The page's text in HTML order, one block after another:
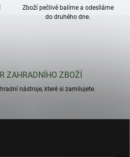
Zboží pečlivě balíme a odesíláme
do druhého dne.
ZAHRADNÍHO ZBOŽÍ
nástroje, které si zamilujete.